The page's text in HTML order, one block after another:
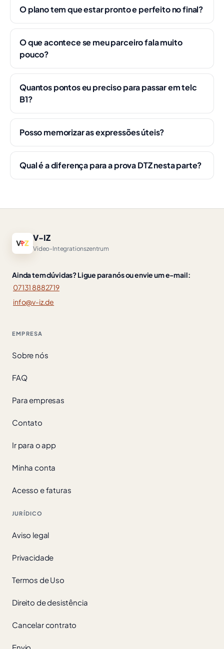
O plano tem que estar pronto e perfeito no final?
O que acontece se meu parceiro fala muito
pouco?
Quantos pontos eu preciso para passar em telc
B1?
Posso memorizar as expressões úteis?
Qual é a diferença para a prova DTZ nesta parte?
V-IZ
Video-Integrationszentrum
Ainda tem dúvidas? Ligue para nós ou envie um e-mail:
07131 8882719
info@v-iz.de
EMPRESA
Sobre nós
FAQ
Para empresas
Contato
Ir para o app
Minha conta
Acesso e faturas
JURÍDICO
Aviso legal
Privacidade
Termos de Uso
Direito de desistência
Cancelar contrato